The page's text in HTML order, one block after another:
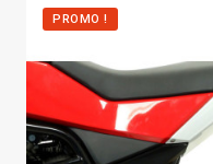
PROMO !